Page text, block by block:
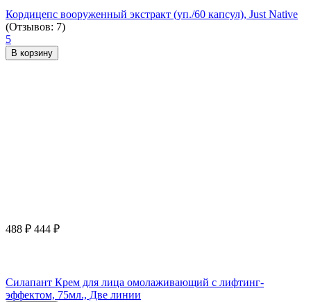
Кордицепс вооруженный экстракт (уп./60 капсул), Just Native
(Отзывов: 7)
5
В корзину
488 ₽ 444 ₽
Силапант Крем для лица омолаживающий с лифтинг-
эффектом, 75мл., Две линии